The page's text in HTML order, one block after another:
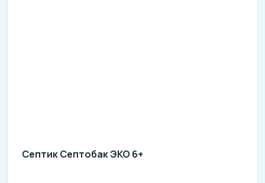
Септик Септобак ЭКО 6+